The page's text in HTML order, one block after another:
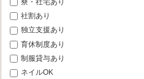
社割あり
独立支援あり
育休制度あり
制服貸与あり
ネイルOK